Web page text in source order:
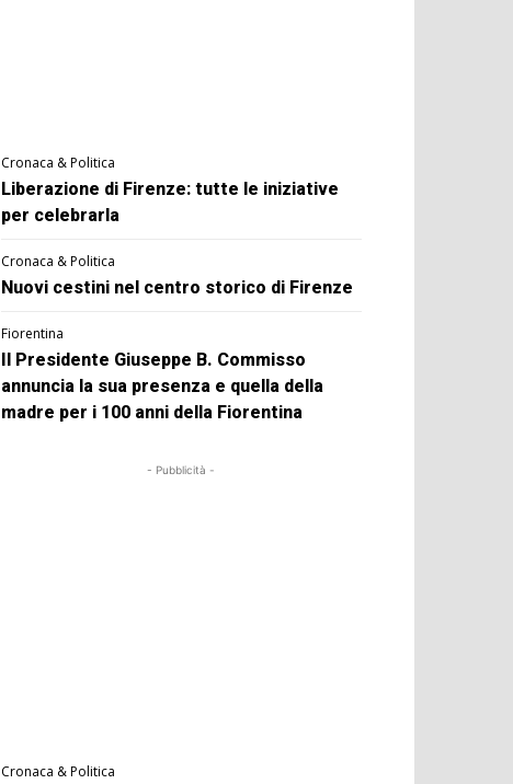
Cronaca & Politica
Liberazione di Firenze: tutte le iniziative
per celebrarla
Cronaca & Politica
Nuovi cestini nel centro storico di Firenze
Fiorentina
Il Presidente Giuseppe B. Commisso
annuncia la sua presenza e quella della
madre per i 100 anni della Fiorentina
- Pubblicità -
Cronaca & Politica